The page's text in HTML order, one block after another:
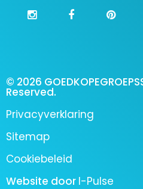
© 2026
Reserved.
Privacyverklaring
Sitemap
Cookiebeleid
Website door I-Pulse